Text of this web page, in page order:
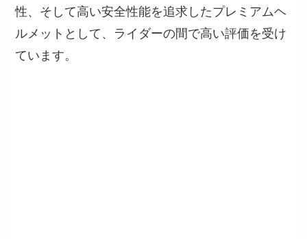
性、そして高い安全性能を追求したプレミアムヘ
ルメットとして、ライダーの間で高い評価を受け
ています。